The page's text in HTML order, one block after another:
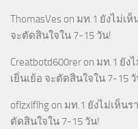
ThomasVes on มท.1 ยังไม่เห็
จะตัดสินใจใน 7-15 วัน!
Creatbotd600rer on มท.1 ยัง
เยิ่นเย้อ จะตัดสินใจใน 7-15
oflzxlflhg on มท.1 ยังไม่เห็นร
ตัดสินใจใน 7-15 วัน!